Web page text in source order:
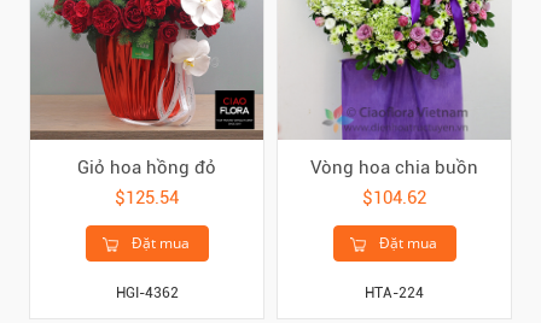
Giỏ hoa hồng đỏ
$125.54
Đặt mua
HGI-4362
Vòng hoa chia buồn
$104.62
Đặt mua
HTA-224